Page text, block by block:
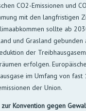
CO2-Emissionen und
mit denlangfristigen
sollte ab
undGrasland gebunden
der
erfolgen.Europäische
im Umfang von fast
der Union.
zur Konvention gegen